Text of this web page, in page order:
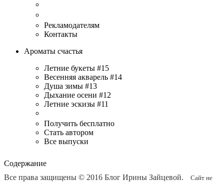
Рекламодателям
Контакты
Ароматы счастья
Летние букеты #15
Весенняя акварель #14
Душа зимы #13
Дыхание осени #12
Летние эскизы #11
Получить бесплатно
Стать автором
Все выпуски
Содержание
Все права защищены © 2016 Блог Ирины Зайцевой.
Сайт не